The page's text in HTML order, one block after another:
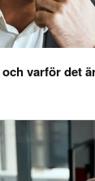
varför det